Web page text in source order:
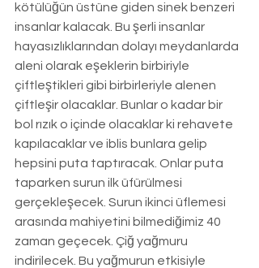
kötülüğün üstüne giden sinek benzeri
insanlar kalacak. Bu şerli insanlar
hayasızlıklarından dolayı meydanlarda
aleni olarak eşeklerin birbiriyle
çiftleştikleri gibi birbirleriyle alenen
çiftleşir olacaklar. Bunlar o kadar bir
bol rızık o içinde olacaklar ki rehavete
kapılacaklar ve iblis bunlara gelip
hepsini puta taptıracak. Onlar puta
taparken surun ilk üfürülmesi
gerçekleşecek. Surun ikinci üflemesi
arasında mahiyetini bilmediğimiz 40
zaman geçecek. Çiğ yağmuru
indirilecek. Bu yağmurun etkisiyle